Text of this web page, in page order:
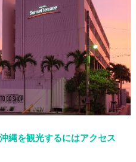
縄を観光するにはアクセス